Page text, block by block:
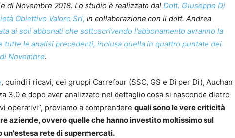
di Novembre 2018. Lo studio è realizzato dal Dott. Giuseppe Di
Obiettivo Valore Srl, in collaborazione con il dott. Andrea
ai soli abbonati che sottoscrivendo l'abbonamento avranno la
tutte le analisi precedenti, inclusa quella in quattro puntate dei
Novembre.
, quindi i ricavi, dei gruppi Carrefour (SSC, GS e Dì per Dì), Auchan
3.0 e dopo aver analizzato nel dettaglio cosa si nasconde dietro
operativi”, proviamo a comprendere quali sono le vere criticità
aziende, ovvero quelle che hanno investito moltissimo sul
un'estesa rete di supermercati.